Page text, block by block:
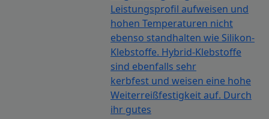
Leistungsprofil aufweisen und
hohen Temperaturen nicht
ebenso standhalten wie Silikon-
Klebstoffe. Hybrid-Klebstoffe
sind ebenfalls sehr
kerbfest und weisen eine hohe
Weiterreißfestigkeit auf. Durch
ihr gutes